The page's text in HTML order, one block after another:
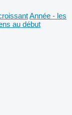
Année - les
au début